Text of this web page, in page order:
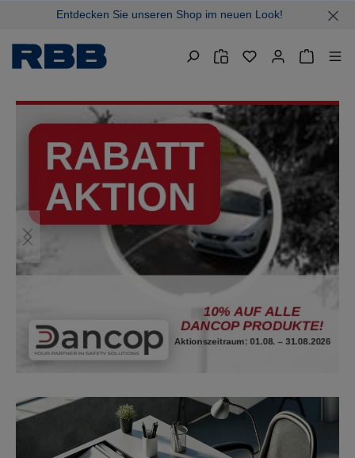
springenEntdecken Sie unseren Shop im neuen Look!
Bildergalerie überspringen